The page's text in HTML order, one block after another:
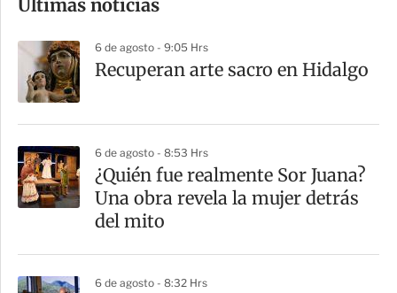
m
a
r
t
r
Últimas noticias
6 de agosto - 9:05 Hrs
Recuperan arte sacro en Hidalgo
6 de agosto - 8:53 Hrs
¿Quién fue realmente Sor Juana?
Una obra revela la mujer detrás
del mito
6 de agosto - 8:32 Hrs